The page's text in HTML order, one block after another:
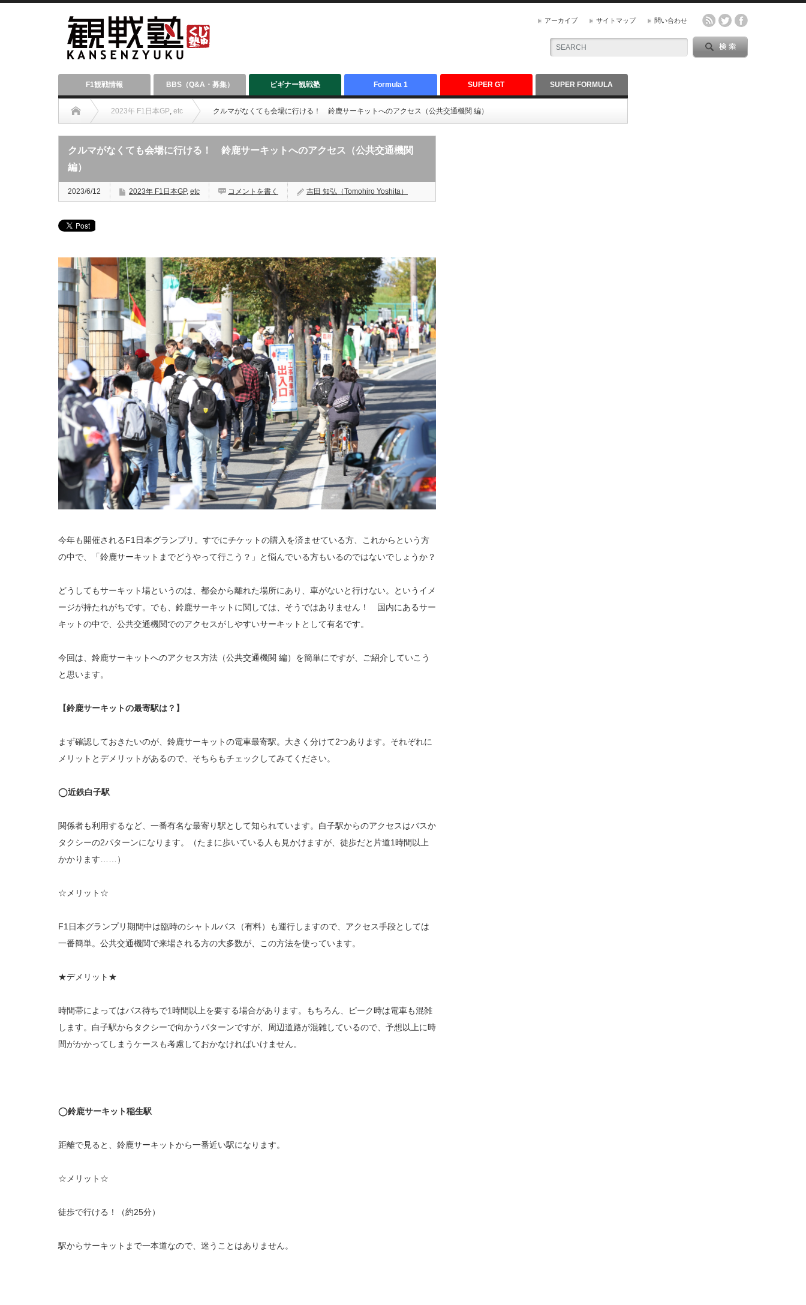
アーカイブ サイトマップ 問い合わせ
F1観戦情報 BBS（Q&A・募集） ビギナー観戦塾 Formula 1 SUPER GT SUPER FORMULA
2023年 F1日本GP, etc クルマがなくても会場に行ける！ 鈴鹿サーキットへのアクセス（公共交通機関 編）
クルマがなくても会場に行ける！ 鈴鹿サーキットへのアクセス（公共交通機関
編）
2023/6/12 2023年 F1日本GP, etc コメントを書く 吉田 知弘（Tomohiro Yoshita）
今年も開催されるF1日本グランプリ。すでにチケットの購入を済ませている方、これからという方
の中で、「鈴鹿サーキットまでどうやって行こう？」と悩んでいる方もいるのではないでしょうか？
どうしてもサーキット場というのは、都会から離れた場所にあり、車がないと行けない。というイメ
ージが持たれがちです。でも、鈴鹿サーキットに関しては、そうではありません！ 国内にあるサー
キットの中で、公共交通機関でのアクセスがしやすいサーキットとして有名です。
今回は、鈴鹿サーキットへのアクセス方法（公共交通機関 編）を簡単にですが、ご紹介していこう
と思います。
【鈴鹿サーキットの最寄駅は？】
まず確認しておきたいのが、鈴鹿サーキットの電車最寄駅。大きく分けて2つあります。それぞれに
メリットとデメリットがあるので、そちらもチェックしてみてください。
◯近鉄白子駅
関係者も利用するなど、一番有名な最寄り駅として知られています。白子駅からのアクセスはバスか
タクシーの2パターンになります。（たまに歩いている人も見かけますが、徒歩だと片道1時間以上
かかります……）
☆メリット☆
F1日本グランプリ期間中は臨時のシャトルバス（有料）も運行しますので、アクセス手段としては
一番簡単。公共交通機関で来場される方の大多数が、この方法を使っています。
★デメリット★
時間帯によってはバス待ちで1時間以上を要する場合があります。もちろん、ピーク時は電車も混雑
します。白子駅からタクシーで向かうパターンですが、周辺道路が混雑しているので、予想以上に時
間がかかってしまうケースも考慮しておかなければいけません。
◯鈴鹿サーキット稲生駅
距離で見ると、鈴鹿サーキットから一番近い駅になります。
☆メリット☆
徒歩で行ける！（約25分）
駅からサーキットまで一本道なので、迷うことはありません。